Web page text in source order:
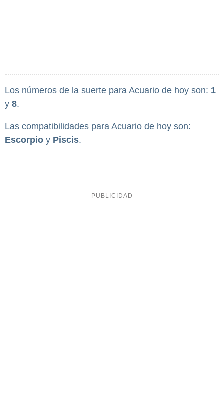
Los números de la suerte para Acuario de hoy son: 1
y 8.
Las compatibilidades para Acuario de hoy son:
Escorpio y Piscis.